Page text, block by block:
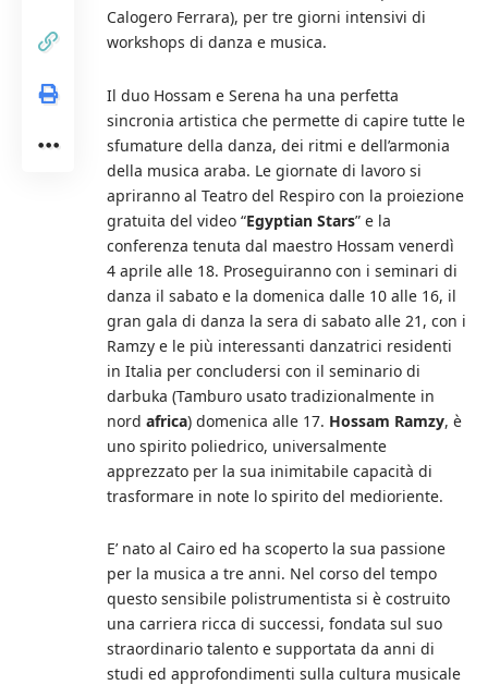
Calogero Ferrara), per tre giorni intensivi di
workshops di danza e musica.
Il duo Hossam e Serena ha una perfetta
sincronia artistica che permette di capire tutte le
sfumature della danza, dei ritmi e dell’armonia
della musica araba. Le giornate di lavoro si
apriranno al Teatro del Respiro con la proiezione
gratuita del video “Egyptian Stars” e la
conferenza tenuta dal maestro Hossam venerdì
4 aprile alle 18. Proseguiranno con i seminari di
danza il sabato e la domenica dalle 10 alle 16, il
gran gala di danza la sera di sabato alle 21, con i
Ramzy e le più interessanti danzatrici residenti
in Italia per concludersi con il seminario di
darbuka (Tamburo usato tradizionalmente in
nord africa) domenica alle 17. Hossam Ramzy, è
uno spirito poliedrico, universalmente
apprezzato per la sua inimitabile capacità di
trasformare in note lo spirito del medioriente.
E’ nato al Cairo ed ha scoperto la sua passione
per la musica a tre anni. Nel corso del tempo
questo sensibile polistrumentista si è costruito
una carriera ricca di successi, fondata sul suo
straordinario talento e supportata da anni di
studi ed approfondimenti sulla cultura musicale